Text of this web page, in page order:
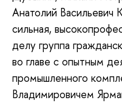
Анатолий Васильевич
сильная,
делу группа
во главе с опытным
промышленного
Владимировичем